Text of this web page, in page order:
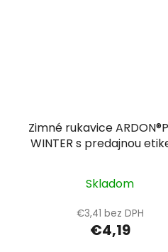
Zimné rukavice
WINTER s predajnou
Skladom
€3,41 bez DPH
€4,19